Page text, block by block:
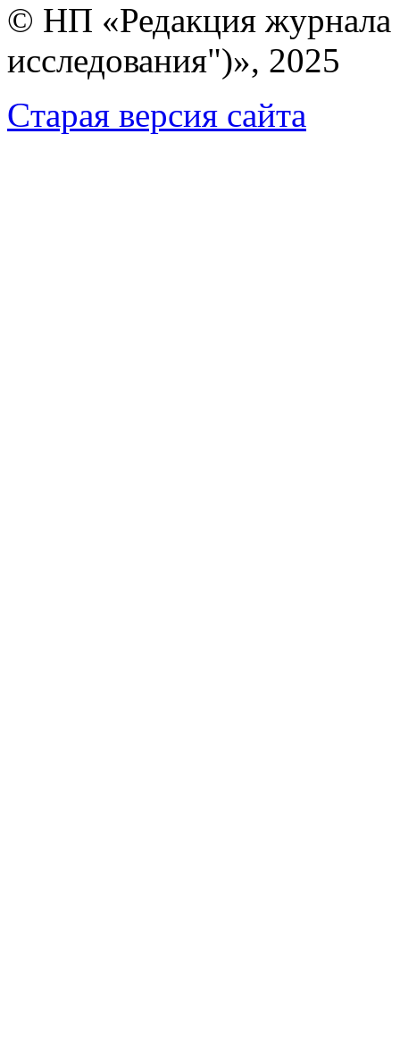
© НП «Редакция
исследования")», 2025
Cтарая версия сайта